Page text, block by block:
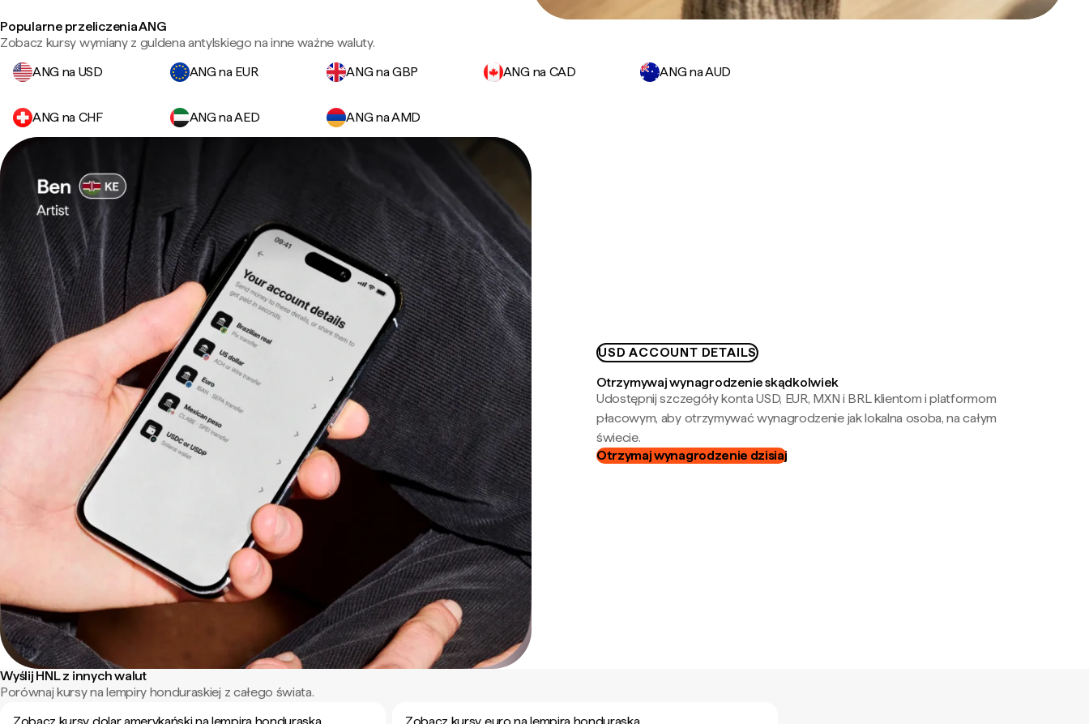
Popularne przeliczenia ANG
Zobacz kursy wymiany z guldena antylskiego na inne ważne waluty.
ANG na USD
ANG na EUR ANG na GBP ANG na CAD ANG na AUD
ANG na CHF ANG na AED ANG na AMD
USD ACCOUNT DETAILS
Otrzymywaj wynagrodzenie skądkolwiek
Udostępnij szczegóły konta USD, EUR, MXN i BRL klientom i platformom
płacowym, aby otrzymywać wynagrodzenie jak lokalna osoba, na całym
świecie.
Otrzymaj wynagrodzenie dzisiaj
Wyślij HNL z innych walut
Porównaj kursy na lempiry honduraskiej z całego świata.